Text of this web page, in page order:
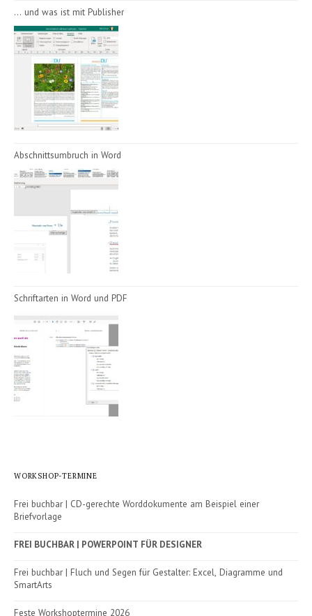
… und was ist mit Publisher
Abschnittsumbruch in Word
Schriftarten in Word und PDF
WORKSHOP-TERMINE
Frei buchbar | CD-gerechte Worddokumente am Beispiel einer
Briefvorlage
FREI BUCHBAR | POWERPOINT FÜR DESIGNER
Frei buchbar | Fluch und Segen für Gestalter: Excel, Diagramme und
SmartArts
Feste Workshoptermine 2026